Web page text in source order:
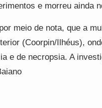
e morreu ainda
meio de nota, que a
(Coorpin/Ilhéus),
e de necropsia. A